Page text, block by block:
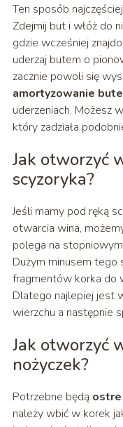
Ten sposób
Zdejmij but i włóż do
gdzie wcześniej
uderzaj butem o
zacznie powoli się
amortyzowanie
uderzeniach. Możesz
który zadziała
Jak otworzyć
scyzoryka?
Jeśli mamy pod ręką
otwarcia wina,
polega na stopniowym
Dużym minusem
fragmentów korka do
Dlatego najlepiej jest
wierzchu a następnie
Jak otworzyć
nożyczek?
Potrzebne będą ostre
należy wbić w korek